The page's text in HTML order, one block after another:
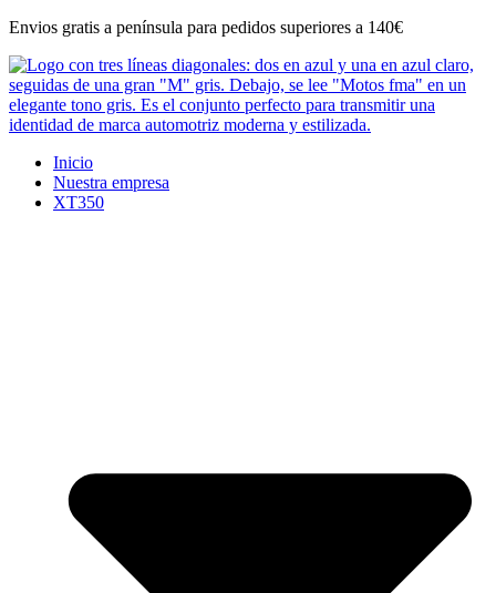
Ir
contenido
Envios gratis a península para pedidos superiores a 140€
Inicio
Nuestra empresa
XT350